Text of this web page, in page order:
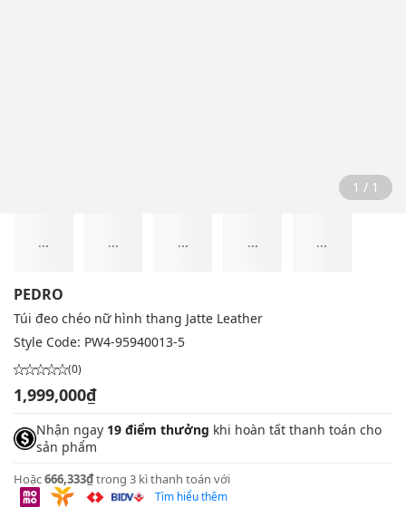
1 / 1
... ... ... ... ...
PEDRO
Túi đeo chéo nữ hình thang Jatte Leather
Style Code: PW4-95940013-5
(0)
1,999,000₫
Nhận ngay 19 điểm thưởng khi hoàn tất thanh toán cho
sản phẩm
Hoặc666,333₫trong 3 kì thanh toán với
Tìm hiểu thêm